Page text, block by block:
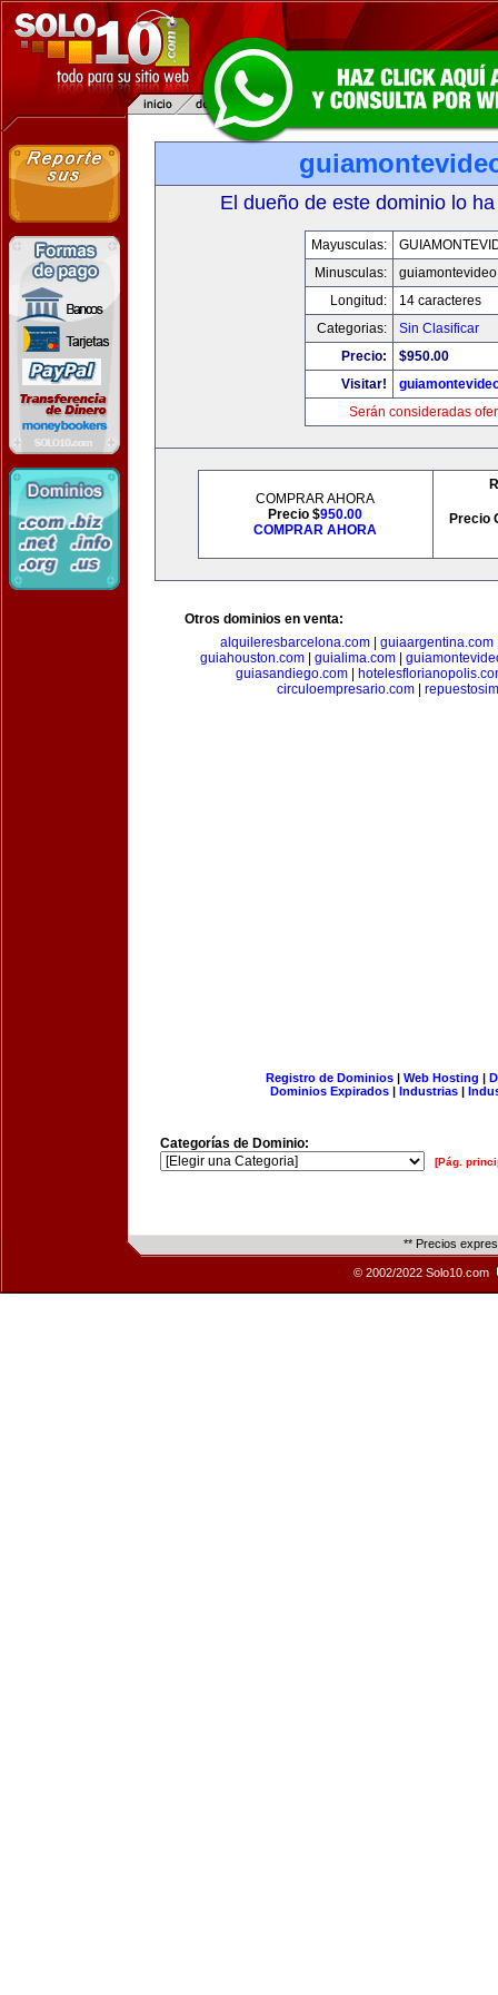
El dueño de este dominio lo
Mayusculas:
Minusculas:
Longitud:
14 caracteres
Categorias:
Sin Clasificar
Precio:
$950.00
Visitar!
Serán consideradas
COMPRAR AHORA
Precio $950.00
COMPRAR AHORA
Precio
Otros dominios en venta:
alquileresbarcelona.com| guiaargentina.com
guiahouston.com| guialima.com|
guiasandiego.com
circuloempresario.com
Registro de Dominios| Web Hosting |
Dominios Expirados | Industrias |
Categorías de Dominio:
[Pág.
** Precios
© 2002/2022 Solo10.com